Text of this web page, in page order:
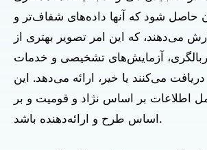
حاصل شود که آنها داده‌های شفاف‌تر و
می‌دهند، که این امر تصویر بهتری از
غربالگری، آزمایش‌های تشخیصی و خدمات
دریافت می‌کنند یا خیر، ارائه می‌دهد. این
اطلاعات بر اساس نژاد و قومیت و بر
اساس طرح و ارائه‌دهنده باشد.